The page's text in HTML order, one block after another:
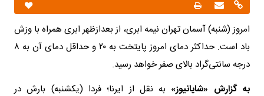
امروز (شنبه) آسمان تهران نیمه ابری، از بعدازظهر ابری همراه با وزش
باد است. حداکثر دمای امروز پایتخت به ۲۰ و حداقل دمای آن به ۸
درجه سانتی‌گراد بالای صفر خواهد رسید.
به گزارش «شایانیوز» به نقل از ایرنا؛ فردا (یکشنبه) بارش در